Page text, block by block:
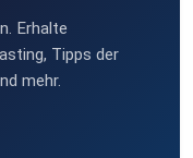
Nebenwirkungen:
a novel
induced
Erhalte
Tipps der
mehr.